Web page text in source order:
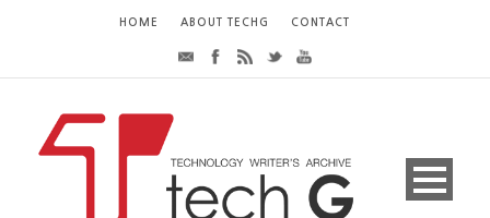
HOME ABOUT TECHG CONTACT